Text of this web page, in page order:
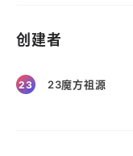
创建者
23 23魔方祖源